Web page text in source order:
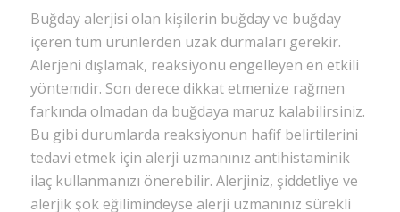
Buğday alerjisi olan kişilerin buğday ve buğday
içeren tüm ürünlerden uzak durmaları gerekir.
Alerjeni dışlamak, reaksiyonu engelleyen en etkili
yöntemdir. Son derece dikkat etmenize rağmen
farkında olmadan da buğdaya maruz kalabilirsiniz.
Bu gibi durumlarda reaksiyonun hafif belirtilerini
tedavi etmek için alerji uzmanınız antihistaminik
ilaç kullanmanızı önerebilir. Alerjiniz, şiddetliye ve
alerjik şok eğilimindeyse alerji uzmanınız sürekli